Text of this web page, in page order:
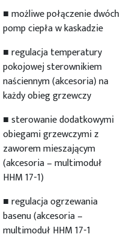
■ możliwe połączenie dwóch
pomp ciepła w kaskadzie
■ regulacja temperatury
pokojowej sterownikiem
naściennym (akcesoria) na
każdy obieg grzewczy
■ sterowanie dodatkowymi
obiegami grzewczymi z
zaworem mieszającym
(akcesoria – multimoduł
HHM 17-1)
■ regulacja ogrzewania
basenu (akcesoria –
multimoduł HHM 17-1